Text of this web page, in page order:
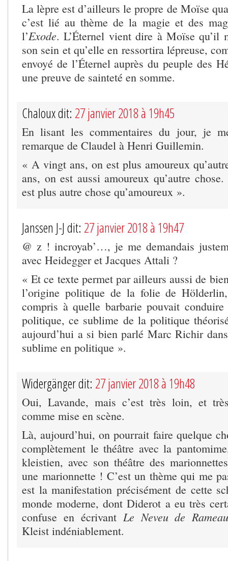
La lèpre est d’ailleurs le propre de Moïse
c’est lié au thème de la magie et des
l’Exode. L’Éternel vient dire à Moïse qu’il
son sein et qu’elle en ressortira lépreuse,
envoyé de l’Éternel auprès du peuple des
une preuve de sainteté en somme.
Chaloux dit: 27 janvier 2018 à 19h45
En lisant les commentaires du jour, je
remarque de Claudel à Henri Guillemin.
« A vingt ans, on est plus amoureux
ans, on est aussi amoureux qu’autre
est plus autre chose qu’amoureux ».
Janssen J-J dit: 27 janvier 2018 à 19h47
@ z ! incroyab’…, je me demandais
avec Heidegger et Jacques Attali ?
« Et ce texte permet par ailleurs aussi de
l’origine politique de la folie de
compris à quelle barbarie pouvait
politique, ce sublime de la politique
aujourd’hui a si bien parlé Marc Richir
sublime en politique ».
Widergänger dit: 27 janvier 2018 à 19h48
Oui, Lavande, mais c’est très loin, et
comme mise en scène.
Là, aujourd’hui, on pourrait faire quelque
complètement le théâtre avec la
kleistien, avec son théâtre des
une marionnette ! C’est un thème qui me
est la manifestation précisément de cette
monde moderne, dont Diderot a eu très
confuse en écrivant Le Neveu de
Kleist indéniablement.